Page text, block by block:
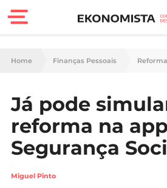
Finanças
Carreira
Casa
Lifestyle
Home Finanças Pessoais Reforma
Já pode
reforma na
Segurança
Miguel Pinto